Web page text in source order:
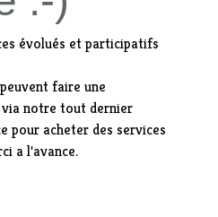
évolués et participatifs
faire une
notre tout dernier
pour acheter des services
a l'avance.